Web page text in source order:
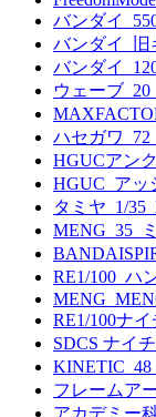
バンダイ
バンダイ_旧
バンダイ
ウェーブ
ハセガワ
HGUCアン
HGUC_アッ
タミヤ_1/
MENG_35_
RE1/100_ハ
RE1/100ナ
SDCS ナイ
フレームア
アカデミー